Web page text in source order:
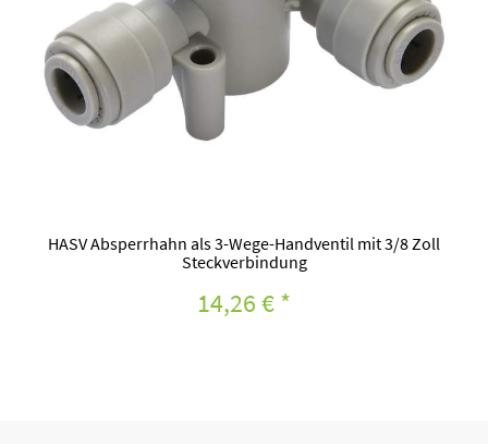
HASV Absperrhahn als 3-Wege-Handventil mit 3/8 Zoll
Steckverbindung
14,26 €*